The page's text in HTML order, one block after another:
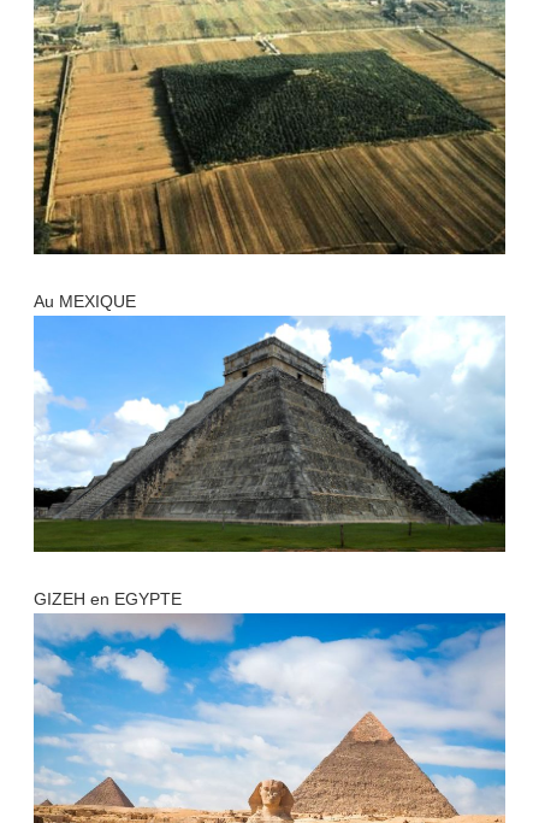
Au MEXIQUE
GIZEH en EGYPTE